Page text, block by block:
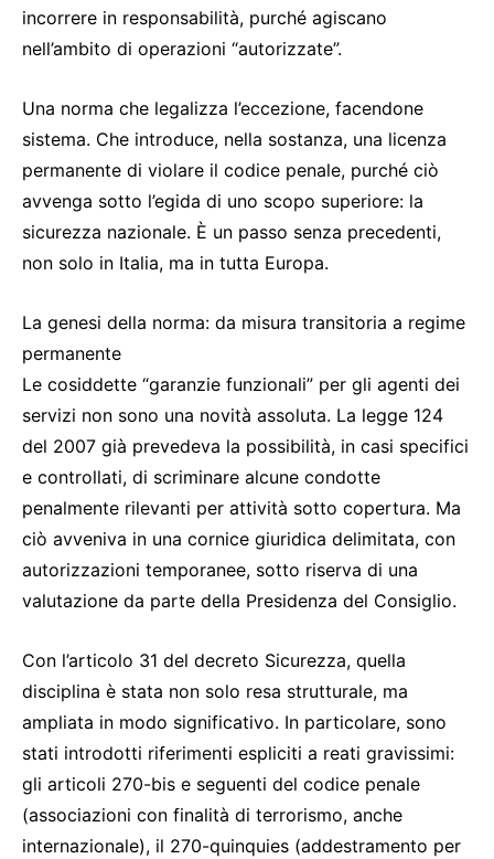
incorrere in responsabilità, purché agiscano
nell’ambito di operazioni “autorizzate”.
Una norma che legalizza l’eccezione, facendone
sistema. Che introduce, nella sostanza, una licenza
permanente di violare il codice penale, purché ciò
avvenga sotto l’egida di uno scopo superiore: la
sicurezza nazionale. È un passo senza precedenti,
non solo in Italia, ma in tutta Europa.
La genesi della norma: da misura transitoria a regime
permanente
Le cosiddette “garanzie funzionali” per gli agenti dei
servizi non sono una novità assoluta. La legge 124
del 2007 già prevedeva la possibilità, in casi specifici
e controllati, di scriminare alcune condotte
penalmente rilevanti per attività sotto copertura. Ma
ciò avveniva in una cornice giuridica delimitata, con
autorizzazioni temporanee, sotto riserva di una
valutazione da parte della Presidenza del Consiglio.
Con l’articolo 31 del decreto Sicurezza, quella
disciplina è stata non solo resa strutturale, ma
ampliata in modo significativo. In particolare, sono
stati introdotti riferimenti espliciti a reati gravissimi:
gli articoli 270-bis e seguenti del codice penale
(associazioni con finalità di terrorismo, anche
internazionale), il 270-quinquies (addestramento per